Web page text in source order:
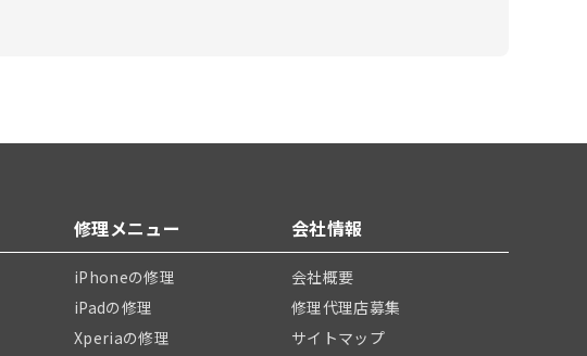
修理メニュー
iPhoneの修理
iPadの修理
Xperiaの修理
会社情報
会社概要
修理代理店募集
サイトマップ